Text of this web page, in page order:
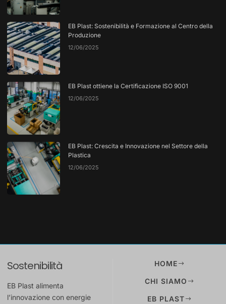
EB Plast: Sostenibilità e Formazione al Centro della
Produzione
12/06/2025
EB Plast ottiene la Certificazione ISO 9001
12/06/2025
EB Plast: Crescita e Innovazione nel Settore della
Plastica
12/06/2025
Sostenibilità
EB Plast alimenta
l’innovazione con energie
HOME
CHI SIAMO
EB PLAST